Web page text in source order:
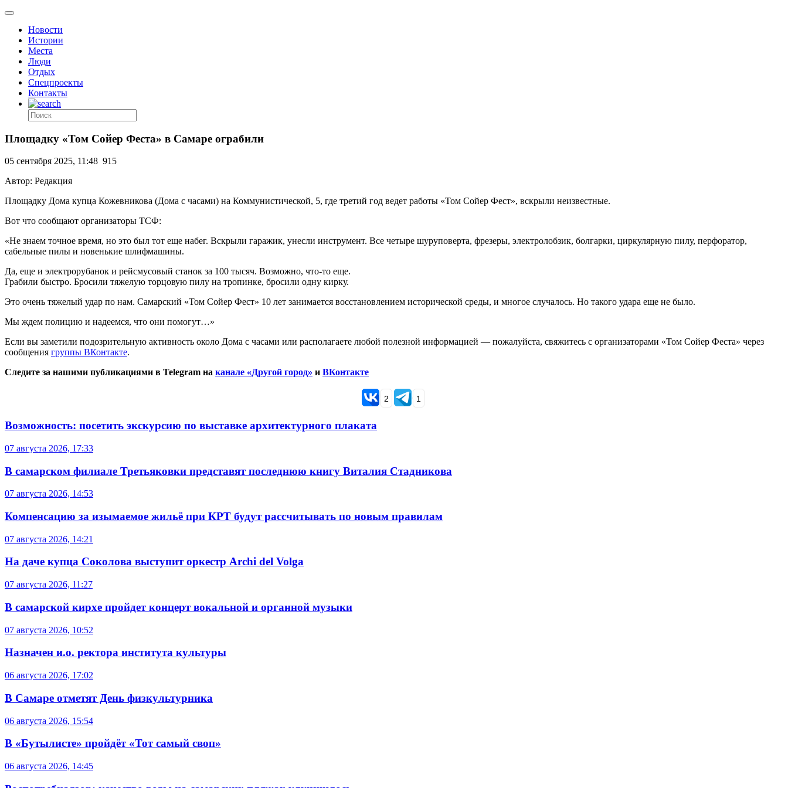
Новости
Истории
Места
Люди
Отдых
Спецпроекты
Контакты
Площадку «Том Сойер Феста» в Самаре ограбили
05 сентября 2025, 11:48 915
Автор: Редакция
Площадку Дома купца Кожевникова (Дома с часами) на Коммунистической, 5, где третий год ведет работы «Том Сойер Фест», вскрыли неизвестные.
Вот что сообщают организаторы ТСФ:
«Не знаем точное время, но это был тот еще набег. Вскрыли гаражик, унесли инструмент. Все четыре шуруповерта, фрезеры, электролобзик, болгарки, циркулярную пилу, перфоратор,
сабельные пилы и новенькие шлифмашины.
Да, еще и электрорубанок и рейсмусовый станок за 100 тысяч. Возможно, что-то еще.
Грабили быстро. Бросили тяжелую торцовую пилу на тропинке, бросили одну кирку.
Это очень тяжелый удар по нам. Самарский «Том Сойер Фест» 10 лет занимается восстановлением исторической среды, и многое случалось. Но такого удара еще не было.
Мы ждем полицию и надеемся, что они помогут…»
Если вы заметили подозрительную активность около Дома с часами или располагаете любой полезной информацией — пожалуйста, свяжитесь с организаторами «Том Сойер Феста» через
сообщения группы ВКонтакте.
Следите за нашими публикациями в Telegram на канале «Другой город» и ВКонтакте
2 1
Возможность: посетить экскурсию по выставке архитектурного плаката
07 августа 2026, 17:33
В самарском филиале Третьяковки представят последнюю книгу Виталия Стадникова
07 августа 2026, 14:53
Компенсацию за изымаемое жильё при КРТ будут рассчитывать по новым правилам
07 августа 2026, 14:21
На даче купца Соколова выступит оркестр Archi del Volga
07 августа 2026, 11:27
В самарской кирхе пройдет концерт вокальной и органной музыки
07 августа 2026, 10:52
Назначен и.о. ректора института культуры
06 августа 2026, 17:02
В Самаре отметят День физкультурника
06 августа 2026, 15:54
В «Бутылисте» пройдёт «Тот самый своп»
06 августа 2026, 14:45